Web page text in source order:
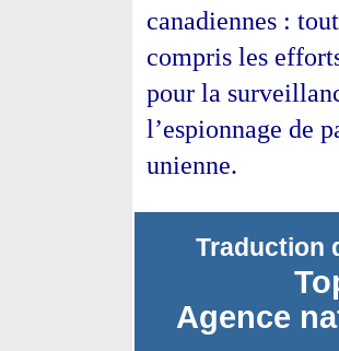
canadiennes :
compris les
pour la
l’espionnage de
unienne.
Traduction
Agence